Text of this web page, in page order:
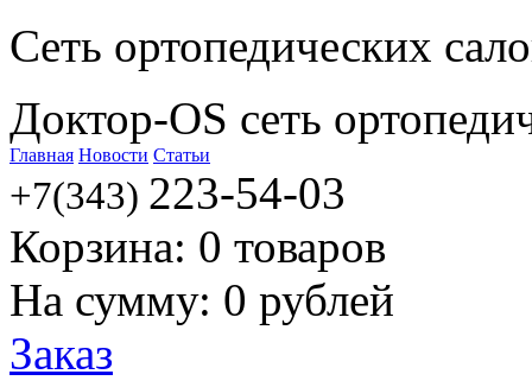
Сеть ортопедических
Доктор-OS сеть
Главная Новости Статьи
+7(343) 223-54-03
Корзина: 0 товаров
На сумму: 0 рублей
Заказ